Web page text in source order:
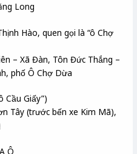
Long
Hào, quen gọi là “ô Chợ
– Xã Đàn, Tôn Đức Thắng –
phố Ô Chợ Dừa
Cầu Giấy”)
Tây (trước bến xe Kim Mã),
Ô